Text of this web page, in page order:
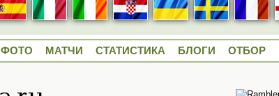
ФОТО МАТЧИ СТАТИСТИКА БЛОГИ ОТБОР